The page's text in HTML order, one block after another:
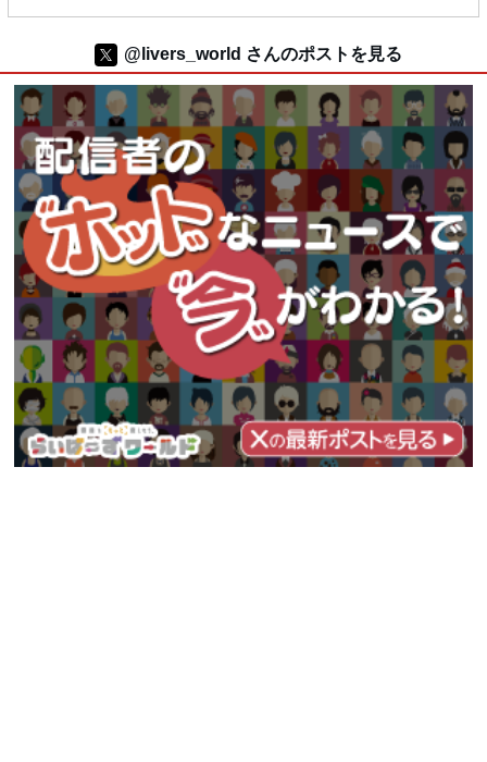
@livers_world さんのポストを見る